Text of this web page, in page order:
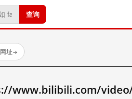
查询
址→
www.bilibili.com/video/